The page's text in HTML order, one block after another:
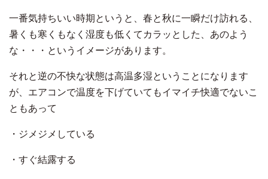
一番気持ちいい時期というと、春と秋に一瞬だけ訪れる、
暑くも寒くもなく湿度も低くてカラッとした、あのよう
な・・・というイメージがあります。
それと逆の不快な状態は高温多湿ということになります
が、エアコンで温度を下げていてもイマイチ快適でないこ
ともあって
・ジメジメしている
・すぐ結露する